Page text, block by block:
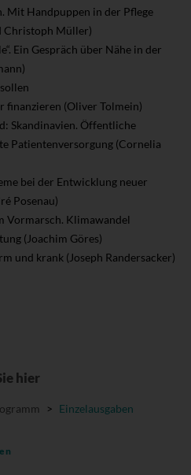
Mit Handpuppen in der Pflege
Christoph Müller)
Ein Gespräch über Nähe in der
finanzieren (Oliver Tolmein)
Skandinavien. Öffentliche
Patientenversorgung (Cornelia
bei der Entwicklung neuer
Posenau)
Vormarsch. Klimawandel
(Joachim Göres)
und krank (Joseph Randersacker)
hier
> Einzelausgaben